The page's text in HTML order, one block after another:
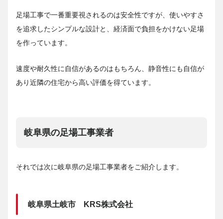
足場工事で一番重要視されるのは安全性ですが、使いやすさ
を追求したシンプルな設計と、経済面で負担をかけない足場
を作っています。
速度や耐久性に自信があるのはもちろん、静音性にも自信が
あり近隣の住宅から高い評価を得ています。
岐阜県の足場工事業者
それでは次に岐阜県の足場工事業者をご紹介します。
岐阜県土岐市 KRS株式会社